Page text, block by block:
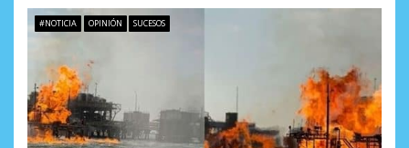
#NOTICIA OPINIÓN SUCESOS